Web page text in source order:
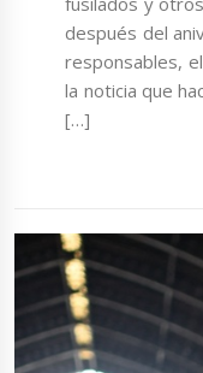
después del
responsables,
la noticia que
[…]